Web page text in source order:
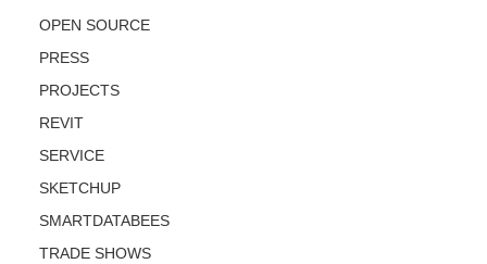
OPEN SOURCE
PRESS
PROJECTS
REVIT
SERVICE
SKETCHUP
SMARTDATABEES
TRADE SHOWS